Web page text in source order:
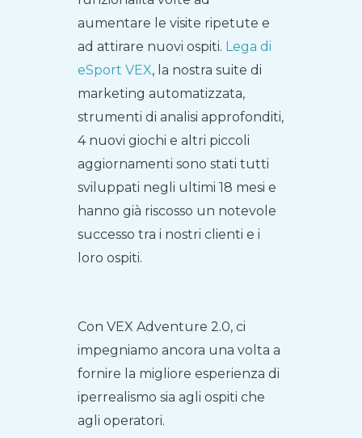
aumentare le visite ripetute e
ad attirare nuovi ospiti. Lega di
eSport VEX, la nostra suite di
marketing automatizzata,
strumenti di analisi approfonditi,
4 nuovi giochi e altri piccoli
aggiornamenti sono stati tutti
sviluppati negli ultimi 18 mesi e
hanno già riscosso un notevole
successo tra i nostri clienti e i
loro ospiti.
Con VEX Adventure 2.0, ci
impegniamo ancora una volta a
fornire la migliore esperienza di
iperrealismo sia agli ospiti che
agli operatori.